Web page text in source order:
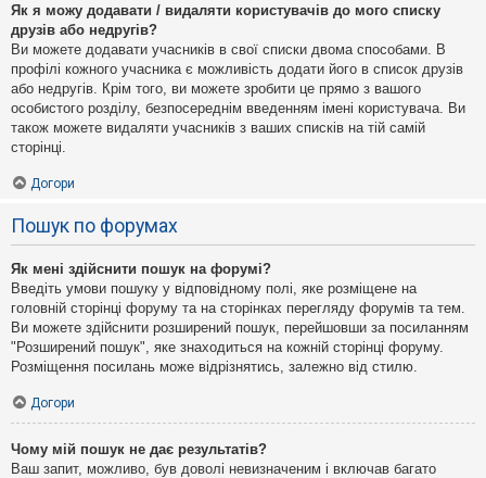
Як я можу додавати / видаляти користувачів до мого списку
друзів або недругів?
Ви можете додавати учасників в свої списки двома способами. В
профілі кожного учасника є можливість додати його в список друзів
або недругів. Крім того, ви можете зробити це прямо з вашого
особистого розділу, безпосереднім введенням імені користувача. Ви
також можете видаляти учасників з ваших списків на тій самій
сторінці.
Догори
Пошук по форумах
Як мені здійснити пошук на форумі?
Введіть умови пошуку у відповідному полі, яке розміщене на
головній сторінці форуму та на сторінках перегляду форумів та тем.
Ви можете здійснити розширений пошук, перейшовши за посиланням
"Розширений пошук", яке знаходиться на кожній сторінці форуму.
Розміщення посилань може відрізнятись, залежно від стилю.
Догори
Чому мій пошук не дає результатів?
Ваш запит, можливо, був доволі невизначеним і включав багато